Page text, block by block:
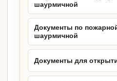
шаурмичной
Документы по
шаурмичной
Документы для